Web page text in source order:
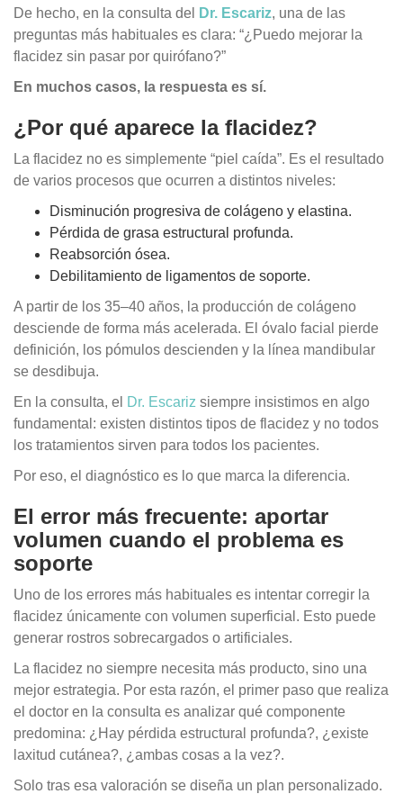
De hecho, en la consulta del
Dr. Escariz, una de las
preguntas más habituales es clara: “¿Puedo mejorar la
flacidez sin pasar por quirófano?”
En muchos casos, la respuesta es sí.
¿Por qué aparece la flacidez?
La flacidez no es simplemente “piel caída”. Es el resultado
de varios procesos que ocurren a distintos niveles:
Disminución progresiva de colágeno y elastina.
Pérdida de grasa estructural profunda.
Reabsorción ósea.
Debilitamiento de ligamentos de soporte.
A partir de los 35–40 años, la producción de colágeno
desciende de forma más acelerada. El óvalo facial pierde
definición, los pómulos descienden y la línea mandibular
se desdibuja.
En la consulta, el Dr. Escariz siempre insistimos en algo
fundamental: existen distintos tipos de flacidez y no todos
los tratamientos sirven para todos los pacientes.
Por eso, el diagnóstico es lo que marca la diferencia.
El error más frecuente: aportar
volumen cuando el problema es
soporte
Uno de los errores más habituales es intentar corregir la
flacidez únicamente con volumen superficial. Esto puede
generar rostros sobrecargados o artificiales.
La flacidez no siempre necesita más producto, sino una
mejor estrategia. Por esta razón, el primer paso que realiza
el doctor en la consulta es analizar qué componente
predomina: ¿Hay pérdida estructural profunda?, ¿existe
laxitud cutánea?, ¿ambas cosas a la vez?.
Solo tras esa valoración se diseña un plan personalizado.